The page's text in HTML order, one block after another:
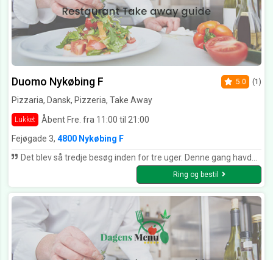
Duomo Nykøbing F
Pizzaria, Dansk, Pizzeria, Take Away
Lukket Åbent Fre. fra 11:00 til 21:00
5.0 (1)
Fejøgade 3, 4800 Nykøbing F
Det blev så tredje besøg inden for tre uger. Denne gang havde vi inviteret 12 med i anledning af en fødselsdag - og der var individuelt valg af menu. Det var imponerende, at maden kom hurtigt og stort set samtidigt trods forskellige valg. Vi giver igen 5 stjerner og kan varmt anbefale stedet for den lækre mad og den fine betjening.
Ring og bestil